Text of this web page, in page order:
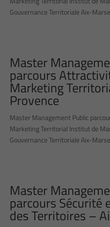
Gouvernance Territoriale Aix-
Master
parcours
Marketing
Provence
Master Management Public
Marketing Territorial Institut de
Gouvernance Territoriale Aix-
Master
parcours Sécurité
des Territoires –